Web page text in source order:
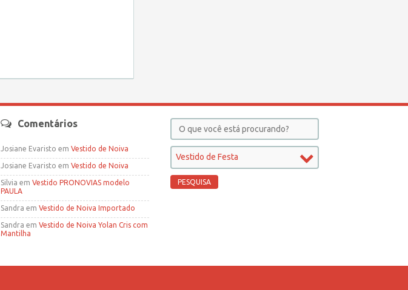
Comentários
Josiane Evaristo em Vestido de Noiva
Josiane Evaristo em Vestido de Noiva
Silvia em Vestido PRONOVIAS modelo
PAULA
Sandra em Vestido de Noiva Importado
Sandra em Vestido de Noiva Yolan Cris com
Mantilha
Vestido de Festa